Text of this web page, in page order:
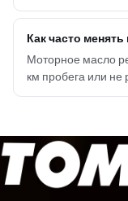
Как часто
Моторное масло
км пробега или не